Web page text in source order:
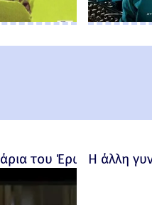
του Έρωτα - Bitter
Η άλλη